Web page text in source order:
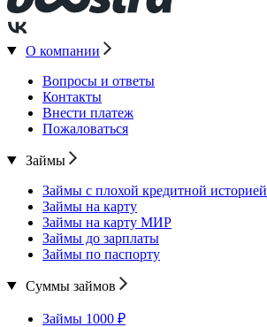
О компании
Вопросы и ответы
Контакты
Внести платеж
Пожаловаться
Займы
Займы с плохой кредитной историей
Займы на карту
Займы на карту МИР
Займы до зарплаты
Займы по паспорту
Суммы займов
Займы 1000 ₽